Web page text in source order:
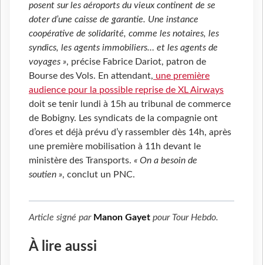
posent sur les aéroports du vieux continent de se
doter d’une caisse de garantie. Une instance
coopérative de solidarité, comme les notaires, les
syndics, les agents immobiliers… et les agents de
voyages », précise Fabrice Dariot, patron de
Bourse des Vols. En attendant, une première
audience pour la possible reprise de XL Airways
doit se tenir lundi à 15h au tribunal de commerce
de Bobigny. Les syndicats de la compagnie ont
d’ores et déjà prévu d’y rassembler dès 14h, après
une première mobilisation à 11h devant le
ministère des Transports. « On a besoin de
soutien », conclut un PNC.
Article signé par Manon Gayet pour Tour Hebdo.
À lire aussi